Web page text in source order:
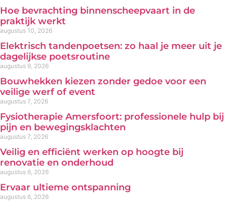
Hoe bevrachting binnenscheepvaart in de
praktijk werkt
augustus 10, 2026
Elektrisch tandenpoetsen: zo haal je meer uit je
dagelijkse poetsroutine
augustus 9, 2026
Bouwhekken kiezen zonder gedoe voor een
veilige werf of event
augustus 7, 2026
Fysiotherapie Amersfoort: professionele hulp bij
pijn en bewegingsklachten
augustus 7, 2026
Veilig en efficiënt werken op hoogte bij
renovatie en onderhoud
augustus 6, 2026
Ervaar ultieme ontspanning
augustus 6, 2026